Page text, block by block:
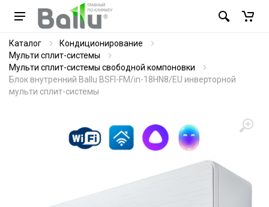
Каталог
Кондиционирование
Мульти сплит-системы
Мульти сплит-системы свободной компоновки
Блок внутренний Ballu BSFI-FM/in-18HN8/EU инверторной
мульти сплит-системы